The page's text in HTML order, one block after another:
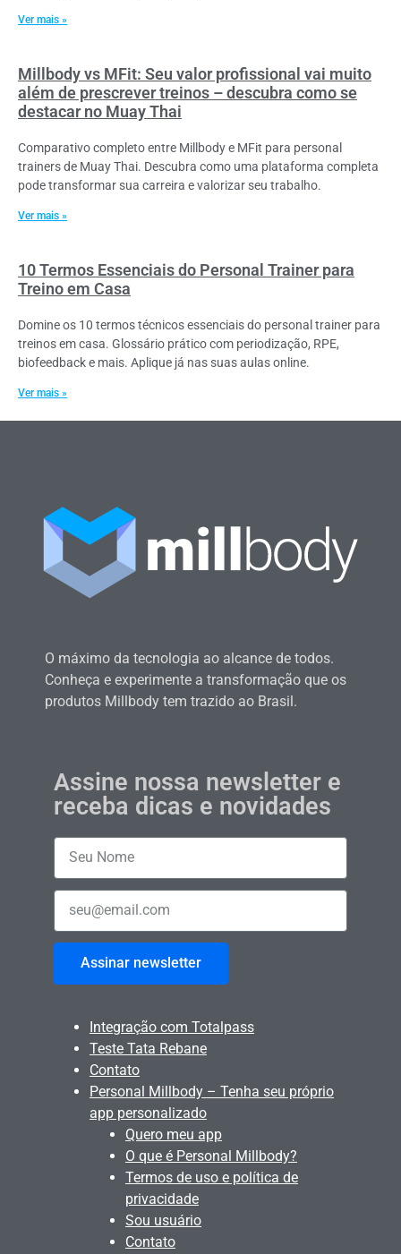
Ver mais »
Millbody vs MFit: Seu valor profissional vai muito
além de prescrever treinos – descubra como se
destacar no Muay Thai
Comparativo completo entre Millbody e MFit para personal
trainers de Muay Thai. Descubra como uma plataforma completa
pode transformar sua carreira e valorizar seu trabalho.
Ver mais »
10 Termos Essenciais do Personal Trainer para
Treino em Casa
Domine os 10 termos técnicos essenciais do personal trainer para
treinos em casa. Glossário prático com periodização, RPE,
biofeedback e mais. Aplique já nas suas aulas online.
Ver mais »
O máximo da tecnologia ao alcance de todos.
Conheça e experimente a transformação que os
produtos Millbody tem trazido ao Brasil.
Assine nossa newsletter e
receba dicas e novidades
Assinar newsletter
Integração com Totalpass
Teste Tata Rebane
Contato
Personal Millbody – Tenha seu próprio
app personalizado
Quero meu app
O que é Personal Millbody?
Termos de uso e política de
privacidade
Sou usuário
Contato